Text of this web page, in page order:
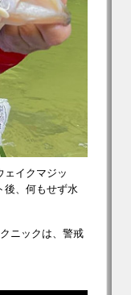
ェイクマジッ
後、何もせず水
ニックは、警戒